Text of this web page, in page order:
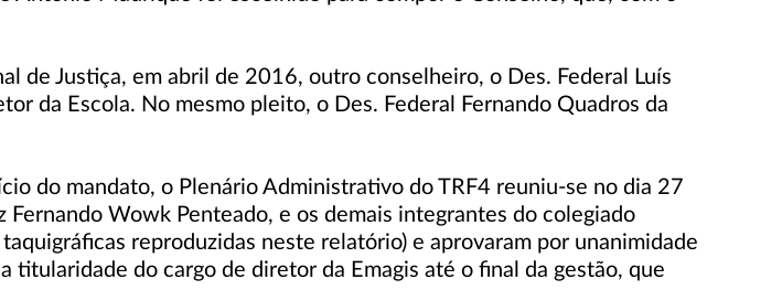
de Justiça, em abril de 2016, outro conselheiro, o Des. Federal Luís
da Escola. No mesmo pleito, o Des. Federal Fernando Quadros da
do mandato, o Plenário Administrativo do TRF4 reuniu-se no dia 27
Wowk Penteado, e os demais integrantes do colegiado
reproduzidas neste relatório) e aprovaram por unanimidade
do cargo de diretor da Emagis até o final da gestão, que